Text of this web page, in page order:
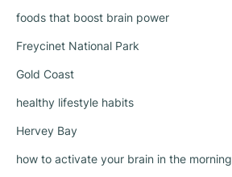
foods that boost brain power
Freycinet National Park
Gold Coast
healthy lifestyle habits
Hervey Bay
how to activate your brain in the morning